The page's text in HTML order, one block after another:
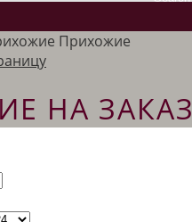
Прихожие
НА ЗАКАЗ